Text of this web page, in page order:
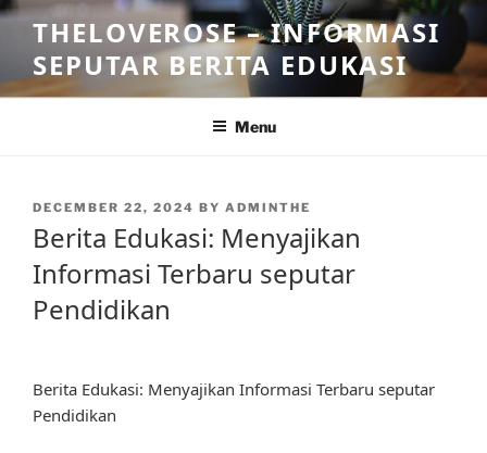
Skip
content
THELOVEROSE – INFORMASI
SEPUTAR BERITA EDUKASI
Menu
POSTED
DECEMBER 22, 2024 BY ADMINTHE
Berita Edukasi: Menyajikan
Informasi Terbaru seputar
Pendidikan
Berita Edukasi: Menyajikan Informasi Terbaru seputar
Pendidikan